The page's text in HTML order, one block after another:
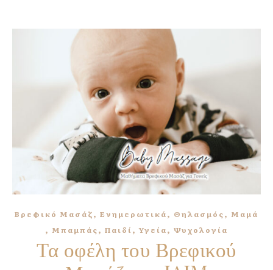
Βρεφικό Μασάζ, Ενημερωτικά, Θηλασμός, Μαμά
, Μπαμπάς, Παιδί,Υγεία, Ψυχολογία
Τα οφέλη του Βρεφικού